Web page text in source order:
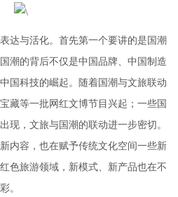
达与活化。首先第一个要讲的是国潮
潮的背后不仅是中国品牌、中国制造
国科技的崛起。随着国潮与文旅联动
藏等一批网红文博节目兴起；一些国
现，文旅与国潮的联动进一步密切。
内容，也在赋予传统文化空间一些新
色旅游领域，新模式、新产品也在不
。